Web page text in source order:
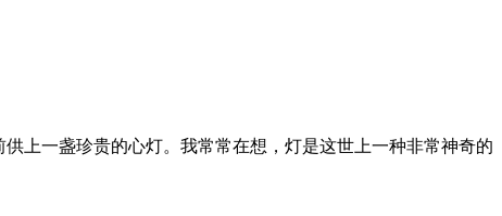
上一盏珍贵的心灯。我常常在想，灯是这世上一种非常神奇的